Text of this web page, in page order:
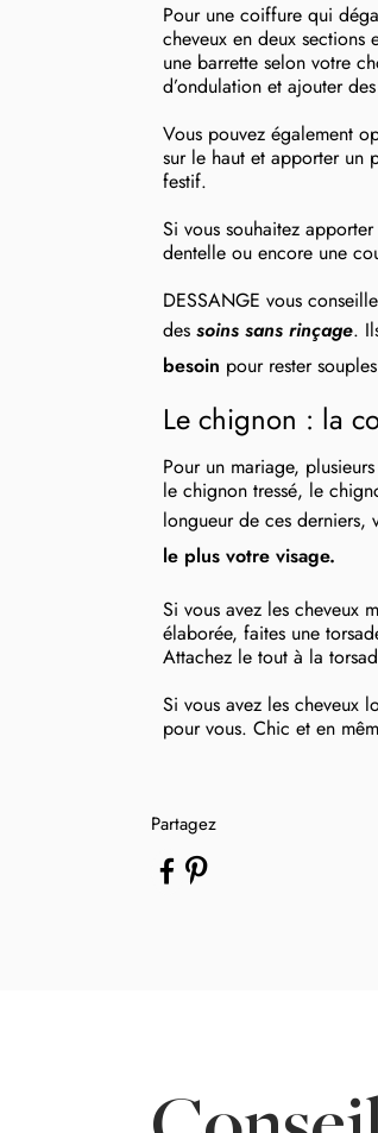
Pour une coiffure qui
cheveux en deux sections
une barrette selon votre
d’ondulation et ajouter
Vous pouvez également
sur le haut et apporter un
festif.
Si vous souhaitez
dentelle ou encore une
DESSANGE vous
des soins sans rinçage.
besoin pour rester
Le chignon : la
Pour un mariage,
le chignon tressé, le
longueur de ces derniers,
le plus votre visage.
Si vous avez les cheveux
élaborée, faites une
Attachez le tout à la
Si vous avez les cheveux
pour vous. Chic et en
Partagez